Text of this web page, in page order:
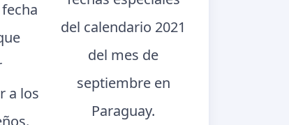
a los
del calendario 2021
del mes de
septiembre en
Paraguay.